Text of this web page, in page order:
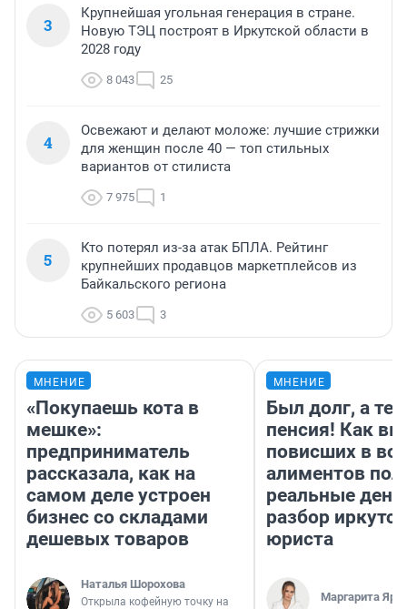
3
Крупнейшая угольная генерация в стране.
Новую ТЭЦ построят в Иркутской области в
2028 году
8 043 25
4
Освежают и делают моложе: лучшие стрижки
для женщин после 40 — топ стильных
вариантов от стилиста
7 975 1
5
Кто потерял из-за атак БПЛА. Рейтинг
крупнейших продавцов маркетплейсов из
Байкальского региона
5 603 3
МНЕНИЕ
«Покупаешь кота в
мешке»:
предприниматель
рассказала, как на
самом деле устроен
бизнес со складами
дешевых товаров
Наталья Шорохова
Открыла кофейную точку на
МНЕНИЕ
Был долг, а
пенсия! Как
повисших в
алиментов
реальные
разбор
юриста
Маргарита